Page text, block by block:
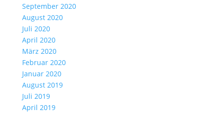
September 2020
August 2020
Juli 2020
April 2020
März 2020
Februar 2020
Januar 2020
August 2019
Juli 2019
April 2019